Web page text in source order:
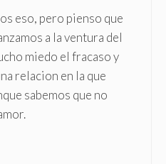
eso, pero pienso que
a la ventura del
miedo el fracaso y
relacion en la que
sabemos que no